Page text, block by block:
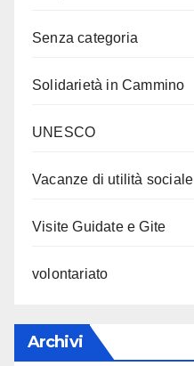
Senza categoria
Solidarietà in Cammino
UNESCO
Vacanze di utilità sociale
Visite Guidate e Gite
volontariato
Archivi